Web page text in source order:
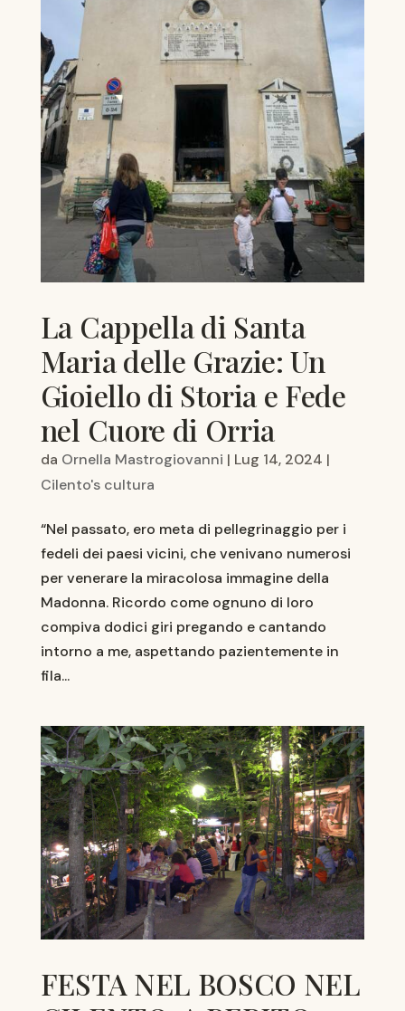
La Cappella di Santa
Maria delle Grazie: Un
Gioiello di Storia e Fede
nel Cuore di Orria
da Ornella Mastrogiovanni | Lug 14, 2024 |
Cilento's cultura
“Nel passato, ero meta di pellegrinaggio per i
fedeli dei paesi vicini, che venivano numerosi
per venerare la miracolosa immagine della
Madonna. Ricordo come ognuno di loro
compiva dodici giri pregando e cantando
intorno a me, aspettando pazientemente in
fila...
FESTA NEL BOSCO NEL